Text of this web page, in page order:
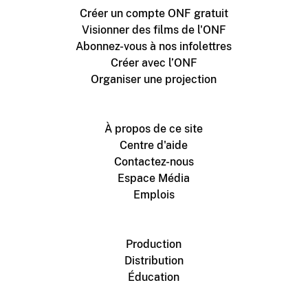
Créer un compte ONF gratuit
Visionner des films de l'ONF
Abonnez-vous à nos infolettres
Créer avec l’ONF
Organiser une projection
À propos de ce site
Centre d'aide
Contactez-nous
Espace Média
Emplois
Production
Distribution
Éducation